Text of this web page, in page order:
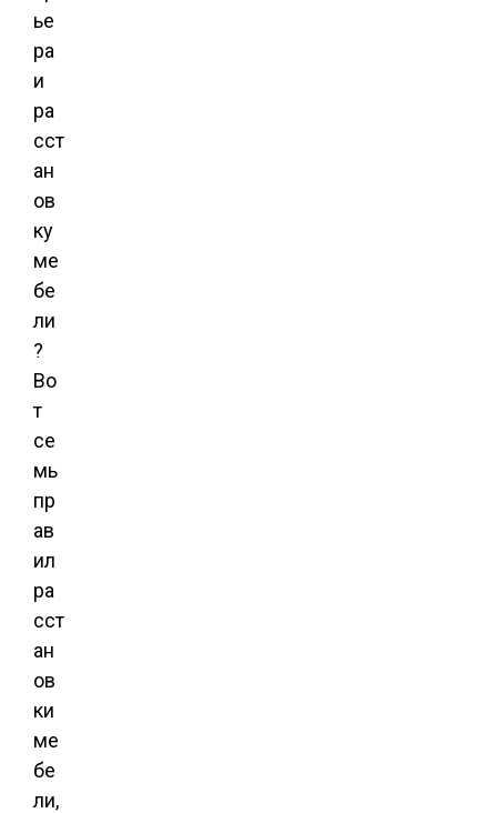
ье
ра
и
ра
сст
ан
ов
ку
ме
бе
ли
?
Во
т
се
мь
пр
ав
ил
ра
сст
ан
ов
ки
ме
бе
ли,